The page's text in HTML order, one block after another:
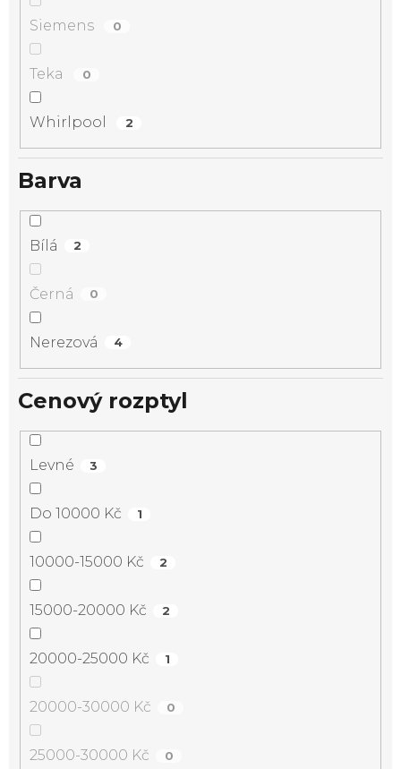
Siemens 0
Teka 0
Whirlpool 2
Barva
Bílá 2
Černá 0
Nerezová 4
Cenový rozptyl
Levné 3
Do 10000 Kč 1
10000-15000 Kč 2
15000-20000 Kč 2
20000-25000 Kč 1
20000-30000 Kč 0
25000-30000 Kč 0